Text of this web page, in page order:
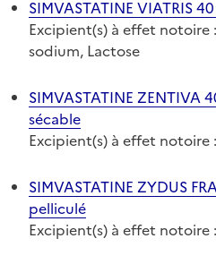
SIMVASTATINE VIATRIS
Excipient(s) à effet notoire
sodium, Lactose
SIMVASTATINE ZENTIVA
sécable
Excipient(s) à effet notoire
SIMVASTATINE ZYDUS
pelliculé
Excipient(s) à effet notoire